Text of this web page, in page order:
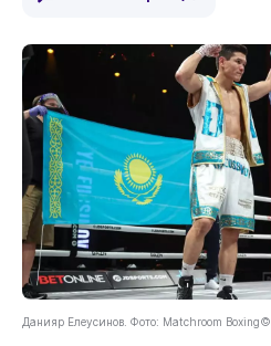
Данияр Елеусинов. Фото: Matchroom Boxing©